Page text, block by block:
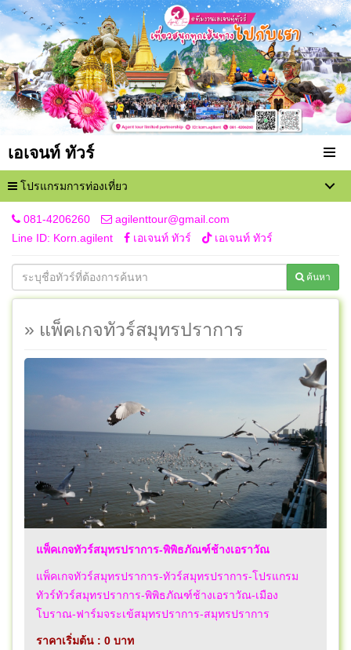
เอเจนท์ ทัวร์
โปรแกรมการท่องเที่ยว
081-4206260
agilenttour@gmail.com
Line ID: Korn.agilent
เอเจนท์ ทัวร์ เอเจนท์ ทัวร์
ค้นหา
» แพ็คเกจทัวร์สมุทรปราการ
แพ็คเกจทัวร์สมุทรปราการ-พิพิธภัณฑ์ช้างเอราวัณ
แพ็คเกจทัวร์สมุทรปราการ-ทัวร์สมุทรปราการ-โปรแกรม
ทัวร์ทัวร์สมุทรปราการ-พิพิธภัณฑ์ช้างเอราวัณ-เมือง
โบราณ-ฟาร์มจระเข้สมุทรปราการ-สมุทรปราการ
ราคาเริ่มต้น : 0 บาท